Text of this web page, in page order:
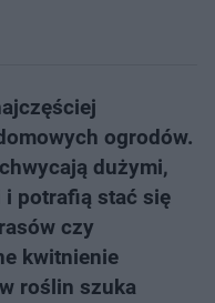
ogrodów.
dużymi,
potrafią stać się
czy
kwitnienie
roślin szuka